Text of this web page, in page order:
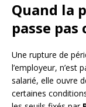
Quand la
passe
Une rupture de
l’employeur, n’est
salarié, elle ouvre
certaines